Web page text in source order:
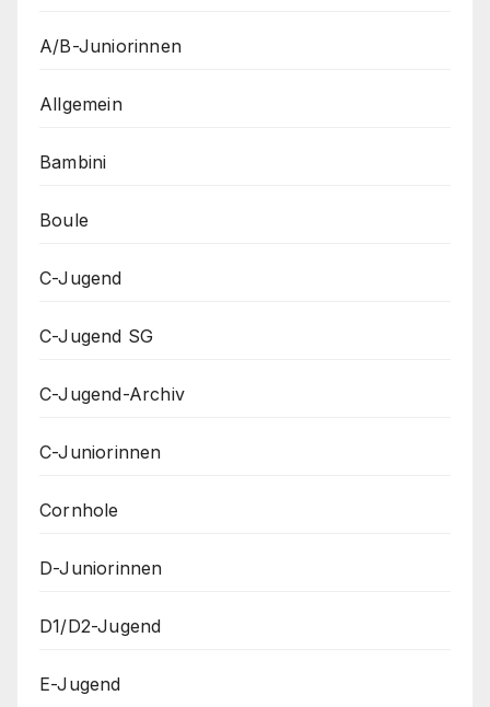
A/B-Juniorinnen
Allgemein
Bambini
Boule
C-Jugend
C-Jugend SG
C-Jugend-Archiv
C-Juniorinnen
Cornhole
D-Juniorinnen
D1/D2-Jugend
E-Jugend